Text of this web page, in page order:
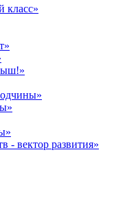
класс»
- вектор развития»